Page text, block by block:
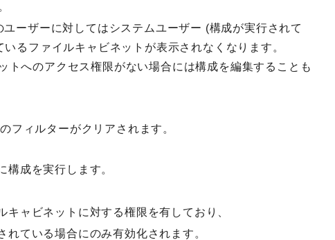
ーザーに対してはシステムユーザー (構成が実行されて
るファイルキャビネットが表示されなくなります。
へのアクセス権限がない場合には構成を編集することも
フィルターがクリアされます。
成を実行します。
ャビネットに対する権限を有しており、
ている場合にのみ有効化されます。